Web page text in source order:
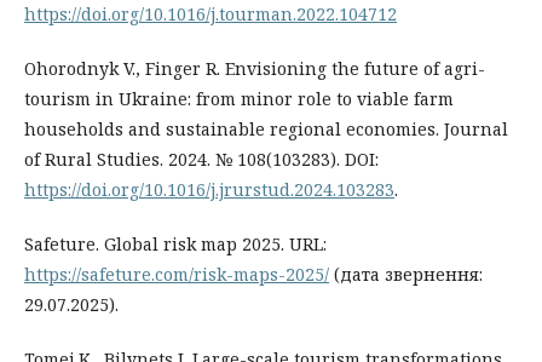
https://doi.org/10.1016/j.tourman.2022.104712
Ohorodnyk V., Finger R. Envisioning the future of agri-
tourism in Ukraine: from minor role to viable farm
households and sustainable regional economies. Journal
of Rural Studies. 2024. № 108(103283). DOI:
https://doi.org/10.1016/j.jrurstud.2024.103283.
Safeture. Global risk map 2025. URL:
https://safeture.com/risk-maps-2025/ (дата звернення:
29.07.2025).